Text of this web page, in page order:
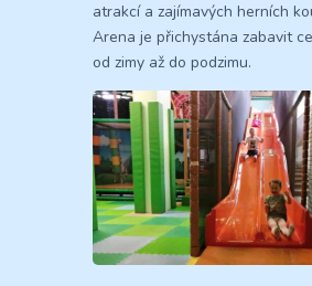
atrakcí a zajímavých herních
Arena je přichystána zabavit
od zimy až do podzimu.